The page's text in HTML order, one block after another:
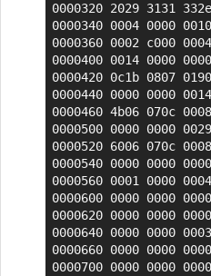
0000320 2029 3131
0000340 0004 0000
0000360 0002 c000
0000400 0014 0000
0000420 0c1b 0807
0000440 0000 0000
0000460 4b06 070c
0000500 0000 0000
0000520 6006 070c
0000540 0000 0000
0000560 0001 0000
0000600 0000 0000
0000620 0000 0000
0000640 0000 0000
0000660 0000 0000
0000700 0000 0000